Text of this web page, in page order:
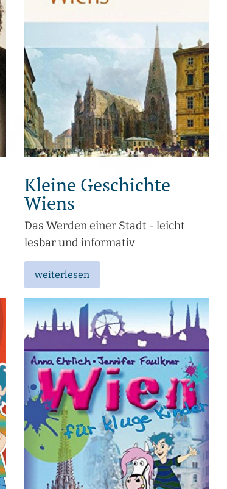
Kleine Geschichte
Wiens
Das Werden einer Stadt - leicht
lesbar und informativ
weiterlesen